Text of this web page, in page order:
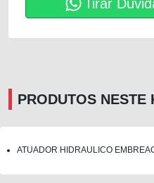
Tirar
PRODUTOS NESTE
ATUADOR HIDRAULICO